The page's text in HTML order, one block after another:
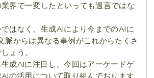
界で一変したといっても過言ではな
はなく、生成AIにより今までのAIに
脈からは異なる事例がこれからたくさ
ょう。
成AIに注目し、今回はアーケードゲ